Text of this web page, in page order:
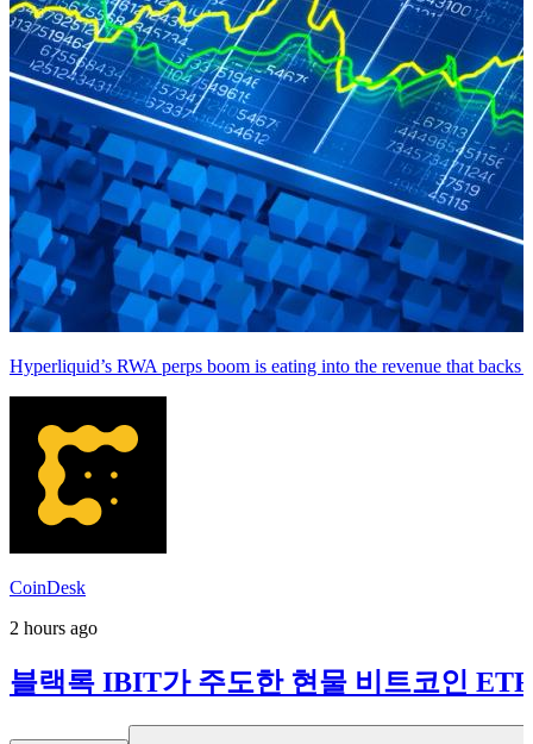
Hyperliquid’s RWA perps boom is eating into the revenue that backs
CoinDesk
2 hours ago
블랙록 IBIT가 주도한 현물 비트코인